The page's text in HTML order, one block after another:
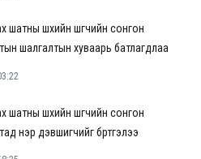
шүүхийн шүүгчийн сонгон
шалгалтын хуваарь батлагдлаа
шүүхийн шүүгчийн сонгон
нэр дэвшигчийг бүртгэлээ